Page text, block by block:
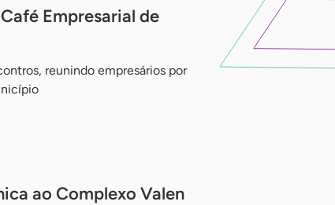
Empresarial de
reunindo empresários por
ao Complexo Valen